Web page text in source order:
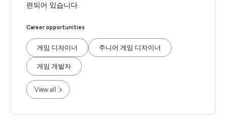
련되어 있습니다.
Career opportunities
게임 디자이너 주니어 게임 디자이너
게임 개발자
View all